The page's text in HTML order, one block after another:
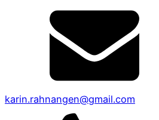
karin.rahnangen@gmail.com